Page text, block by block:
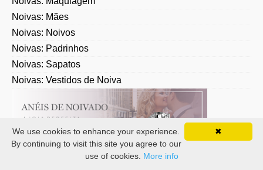
Noivas: Mães
Noivas: Noivos
Noivas: Padrinhos
Noivas: Sapatos
Noivas: Vestidos de Noiva
✖
We use cookies to enhance your experience.
By continuing to visit this site you agree to our
use of cookies. More info